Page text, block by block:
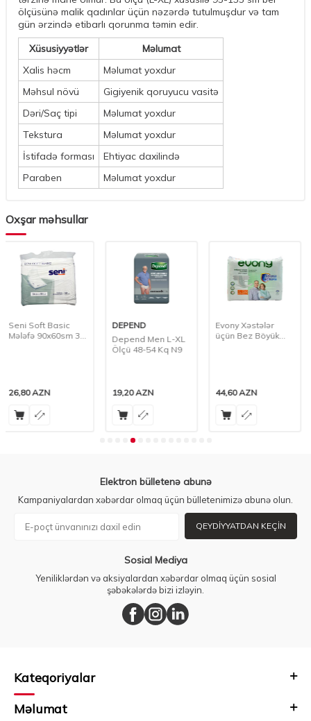
ölçüsünə malik qadınlar üçün nəzərdə tutulmuşdur və tam
gün ərzində etibarlı qorunma təmin edir.
Xüsusiyyətlər
Məlumat
Xalis həcm
Məlumat yoxdur
Məhsul növü
Gigiyenik qoruyucu vasitə
Dəri/Saç tipi
Məlumat yoxdur
Tekstura
Məlumat yoxdur
İstifadə forması
Ehtiyac daxilində
Paraben
Məlumat yoxdur
Oxşar məhsullar
DEPEND
Depend Men L-XL
19,20AZN
Evony Xəstələr
üçün Bez Böyük
Ölçü 30 Ədədli
44,60AZN
Actual 60x90 Yataq
Örtüsü N30
17,00AZN
Elektron bülletenə abunə
Kampaniyalardan xəbərdar olmaq üçün bülletenimizə abunə olun.
QEYDIYYATDAN KEÇIN
Sosial Mediya
Yeniliklərdən və aksiyalardan xəbərdar olmaq üçün sosial
şəbəkələrdə bizi izləyin.
Kateqoriyalar
Məlumat